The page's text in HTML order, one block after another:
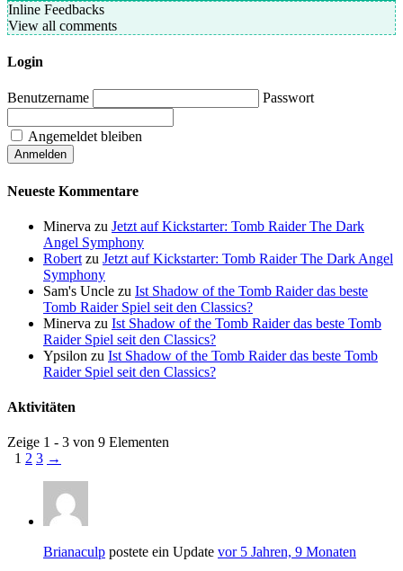
Inline Feedbacks
View all comments
Login
Benutzername Passwort
Angemeldet bleiben
Neueste Kommentare
Minerva zu Jetzt auf Kickstarter: Tomb Raider The Dark
Angel Symphony
Robert zu Jetzt auf Kickstarter: Tomb Raider The Dark Angel
Symphony
Sam's Uncle zu Ist Shadow of the Tomb Raider das beste
Tomb Raider Spiel seit den Classics?
Minerva zu Ist Shadow of the Tomb Raider das beste Tomb
Raider Spiel seit den Classics?
Ypsilon zu Ist Shadow of the Tomb Raider das beste Tomb
Raider Spiel seit den Classics?
Aktivitäten
Zeige 1 - 3 von 9 Elementen
1 2 3 →
Brianaculp postete ein Update vor 5 Jahren, 9 Monaten